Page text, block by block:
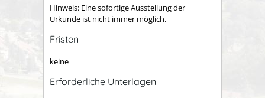
Hinweis: Eine sofortige Ausstellung der
Urkunde ist nicht immer möglich.
Fristen
keine
Erforderliche Unterlagen